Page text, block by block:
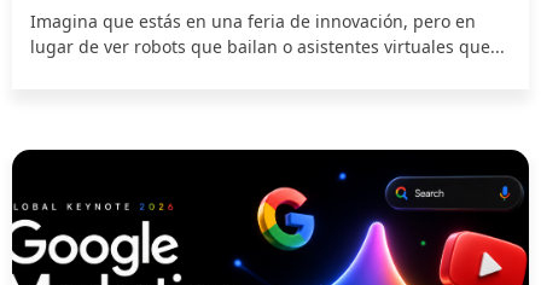
Imagina que estás en una feria de innovación, pero en
lugar de ver robots que bailan o asistentes virtuales que...